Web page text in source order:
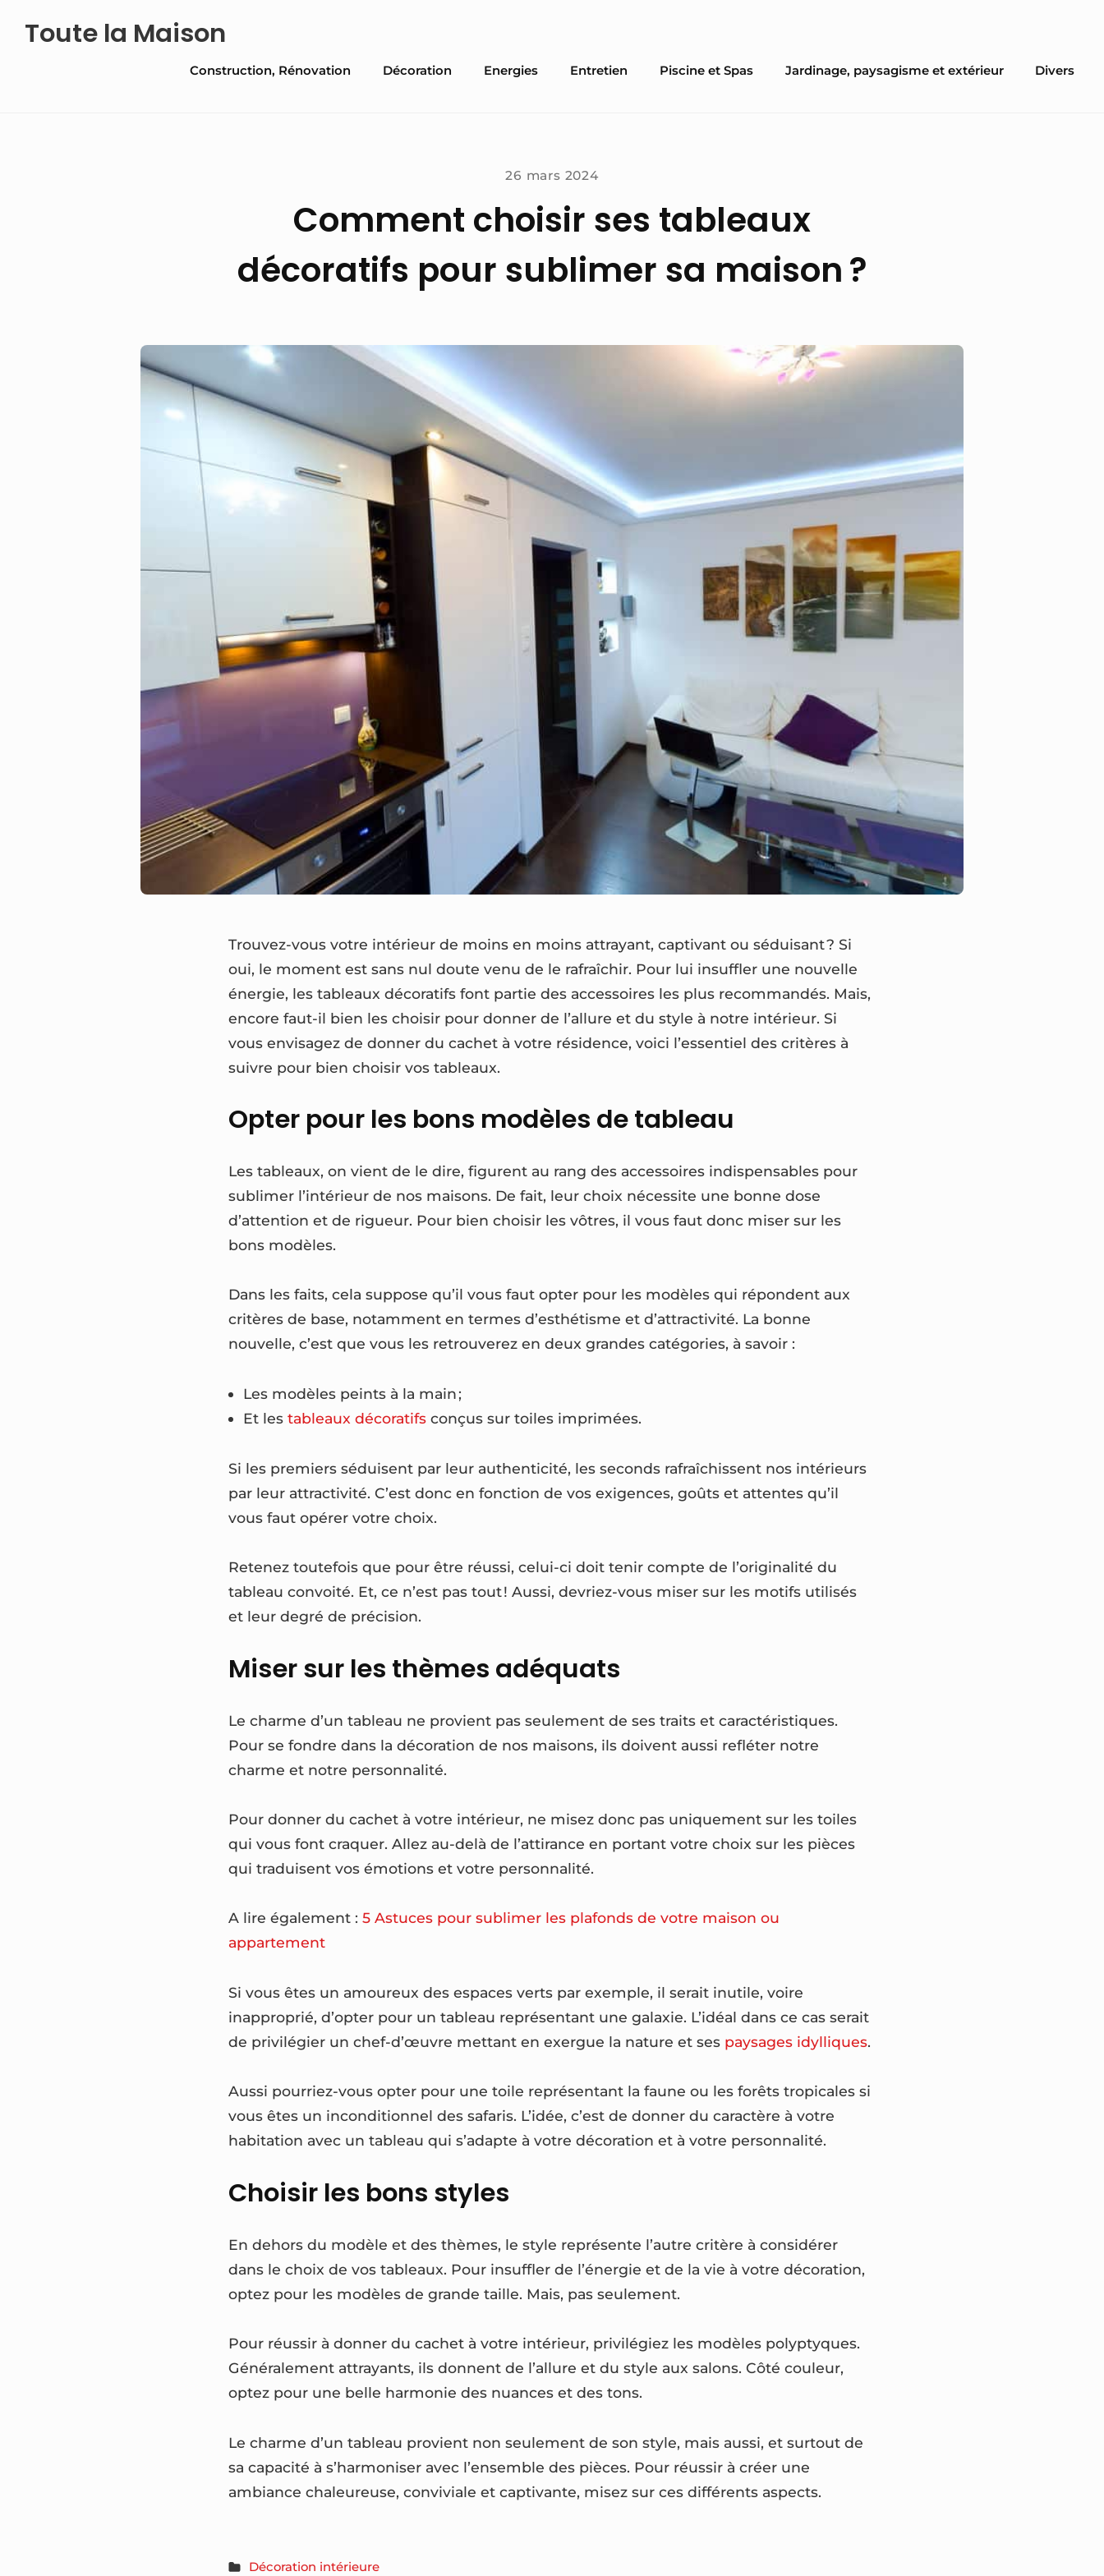
Toute la Maison
Site
Construction, Rénovation Décoration Energies Entretien Piscine et Spas Jardinage, paysagisme et extérieur Divers
26 mars 2024
Comment choisir ses tableaux
décoratifs pour sublimer sa maison ?
Trouvez-vous votre intérieur de moins en moins attrayant, captivant ou séduisant ? Si
oui, le moment est sans nul doute venu de le rafraîchir. Pour lui insuffler une nouvelle
énergie, les tableaux décoratifs font partie des accessoires les plus recommandés. Mais,
encore faut-il bien les choisir pour donner de l’allure et du style à notre intérieur. Si
vous envisagez de donner du cachet à votre résidence, voici l’essentiel des critères à
suivre pour bien choisir vos tableaux.
Opter pour les bons modèles de tableau
Les tableaux, on vient de le dire, figurent au rang des accessoires indispensables pour
sublimer l’intérieur de nos maisons. De fait, leur choix nécessite une bonne dose
d’attention et de rigueur. Pour bien choisir les vôtres, il vous faut donc miser sur les
bons modèles.
Dans les faits, cela suppose qu’il vous faut opter pour les modèles qui répondent aux
critères de base, notamment en termes d’esthétisme et d’attractivité. La bonne
nouvelle, c’est que vous les retrouverez en deux grandes catégories, à savoir :
Les modèles peints à la main ;
Et les tableaux décoratifsconçus sur toiles imprimées.
Si les premiers séduisent par leur authenticité, les seconds rafraîchissent nos intérieurs
par leur attractivité. C’est donc en fonction de vos exigences, goûts et attentes qu’il
vous faut opérer votre choix.
Retenez toutefois que pour être réussi, celui-ci doit tenir compte de l’originalité du
tableau convoité. Et, ce n’est pas tout ! Aussi, devriez-vous miser sur les motifs utilisés
et leur degré de précision.
Miser sur les thèmes adéquats
Le charme d’un tableau ne provient pas seulement de ses traits et caractéristiques.
Pour se fondre dans la décoration de nos maisons, ils doivent aussi refléter notre
charme et notre personnalité.
Pour donner du cachet à votre intérieur, ne misez donc pas uniquement sur les toiles
qui vous font craquer. Allez au-delà de l’attirance en portant votre choix sur les pièces
qui traduisent vos émotions et votre personnalité.
A lire également :5 Astuces pour sublimer les plafonds de votre maison ou
appartement
Si vous êtes un amoureux des espaces verts par exemple, il serait inutile, voire
inapproprié, d’opter pour un tableau représentant une galaxie. L’idéal dans ce cas serait
de privilégier un chef-d’œuvre mettant en exergue la nature et ses paysages idylliques.
Aussi pourriez-vous opter pour une toile représentant la faune ou les forêts tropicales si
vous êtes un inconditionnel des safaris. L’idée, c’est de donner du caractère à votre
habitation avec un tableau qui s’adapte à votre décoration et à votre personnalité.
Choisir les bons styles
En dehors du modèle et des thèmes, le style représente l’autre critère à considérer
dans le choix de vos tableaux. Pour insuffler de l’énergie et de la vie à votre décoration,
optez pour les modèles de grande taille. Mais, pas seulement.
Pour réussir à donner du cachet à votre intérieur, privilégiez les modèles polyptyques.
Généralement attrayants, ils donnent de l’allure et du style aux salons. Côté couleur,
optez pour une belle harmonie des nuances et des tons.
Le charme d’un tableau provient non seulement de son style, mais aussi, et surtout de
sa capacité à s’harmoniser avec l’ensemble des pièces. Pour réussir à créer une
ambiance chaleureuse, conviviale et captivante, misez sur ces différents aspects.
Décoration intérieure